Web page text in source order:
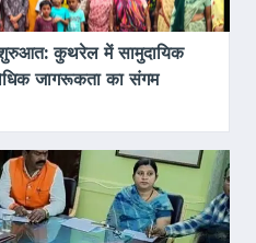
शुरुआत: कुथरेल में सामुदायिक
जागरूकता का संगम